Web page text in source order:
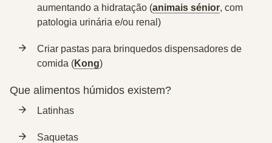
aumentando a hidratação (animais sénior, com
patologia urinária e/ou renal)
Criar pastas para brinquedos dispensadores de
comida (Kong)
Que alimentos húmidos existem?
Latinhas
Saquetas